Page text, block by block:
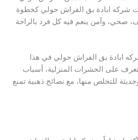
شركه ابادة بق الفراش حولي كخطوة
صحي، وآمن ينعم فيه كل فرد بالراحة
ابادة بق الفراش حولي في هذا
على الحشرات المنزلية، أسباب
للتخلص منها، مع نصائح ذهبية تمنع